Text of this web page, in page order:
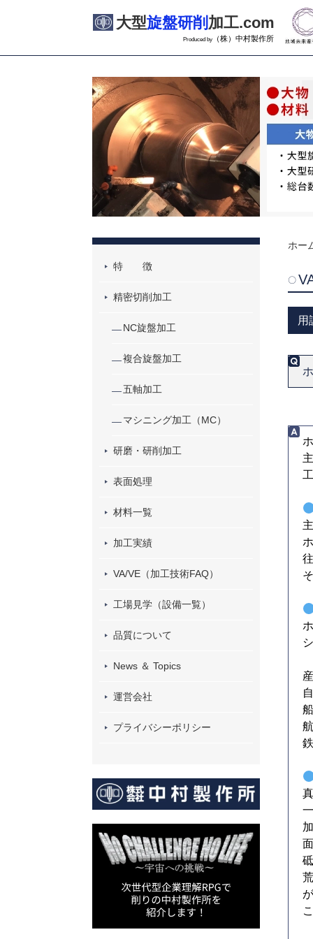
Produced by （株）中村製作所
大型旋盤研削 加工.com
ホー
用
特 徴
精密切削加工
NC旋盤加工
複合旋盤加工
五軸加工
マシニング加工（MC）
研磨・研削加工
表面処理
材料一覧
加工実績
VA/VE（加工技術FAQ）
工場見学（設備一覧）
品質について
News ＆ Topics
運営会社
プライバシーポリシー